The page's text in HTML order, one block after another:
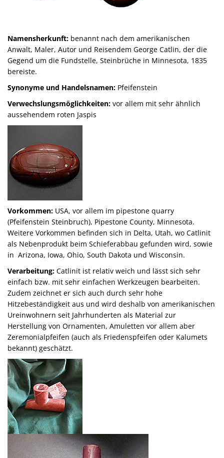
Namensherkunft: benannt nach dem amerikanischen
Anwalt, Maler, Autor und Reisendem George Catlin, der die
Gegend um die Fundstelle, Steinbrüche in Minnesota, 1835
bereiste.
Synonyme und Handelsnamen: Pfeifenstein
Verwechslungsmöglichkeiten: vor allem mit sehr ähnlich
aussehendem roten Jaspis
Vorkommen: USA, vor allem im pipestone quarry
(Pfeifenstein Steinbruch), Pipestone County, Minnesota.
Weitere Vorkommen befinden sich in Delta, Utah, wo Catlinit
als Nebenprodukt beim Schieferabbau gefunden wird, sowie
in Arizona, Iowa, Ohio, South Dakota und Wisconsin.
Verarbeitung: Catlinit ist relativ weich und lässt sich sehr
einfach bzw. mit sehr einfachen Werkzeugen bearbeiten.
Zudem zeichnet er sich auch durch sehr hohe
Hitzebeständigkeit aus und wird deshalb von amerikanischen
Ureinwohnern seit Jahrhunderten als Material zur
Herstellung von Ornamenten, Amuletten vor allem aber
Zeremonialpfeifen (auch als Friedenspfeifen oder Kalumets
bekannt) geschätzt.